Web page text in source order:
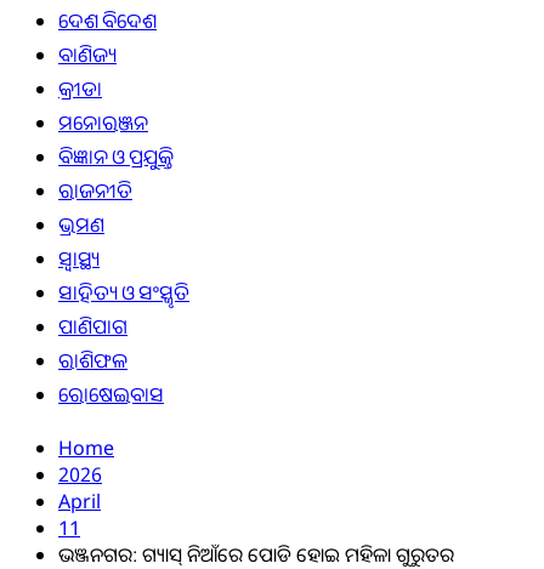
ଦେଶ ବିଦେଶ
ବାଣିଜ୍ୟ
କ୍ରୀଡା
ମନୋରଞ୍ଜନ
ବିଜ୍ଞାନ ଓ ପ୍ରଯୁକ୍ତି
ରାଜନୀତି
ଭ୍ରମଣ
ସ୍ୱାସ୍ଥ୍ୟ
ସାହିତ୍ୟ ଓ ସଂସ୍କୃତି
ପାଣିପାଗ
ରାଶିଫଳ
ରୋଷେଇବାସ
Home
2026
April
11
ଭଞ୍ଜନଗର: ଗ୍ୟାସ୍ ନିଆଁରେ ପୋଡି ହୋଇ ମହିଳା ଗୁରୁତର